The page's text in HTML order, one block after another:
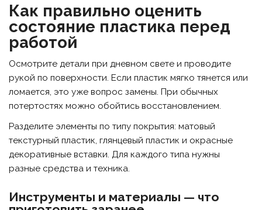
Как правильно оценить
состояние пластика перед
работой
Осмотрите детали при дневном свете и проводите
рукой по поверхности. Если пластик мягко тянется или
ломается, это уже вопрос замены. При обычных
потертостях можно обойтись восстановлением.
Разделите элементы по типу покрытия: матовый
текстурный пластик, глянцевый пластик и окрасные
декоративные вставки. Для каждого типа нужны
разные средства и техника.
Инструменты и материалы — что